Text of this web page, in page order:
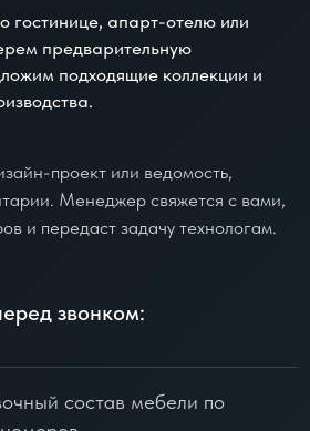
гостинице, апарт-отелю или
предварительную
подходящие коллекции и
проект или ведомость,
Менеджер свяжется с вами,
и передаст задачу технологам.
звонком:
состав мебели по